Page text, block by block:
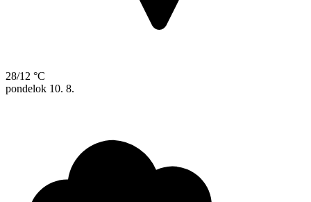
28/12 °C
pondelok 10. 8.